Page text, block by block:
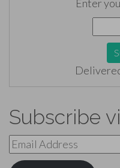
Enter
Subscribe
Email
Address